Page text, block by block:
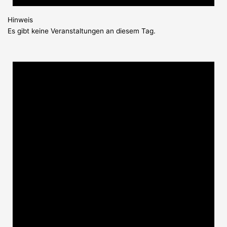
Hinweis
Es gibt keine Veranstaltungen an diesem Tag.